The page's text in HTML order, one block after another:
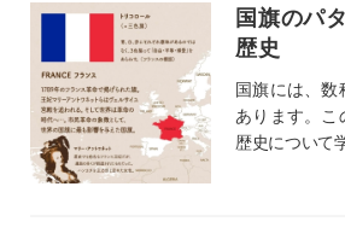
国旗のパ
歴史
国旗には、
あります。こ
歴史について